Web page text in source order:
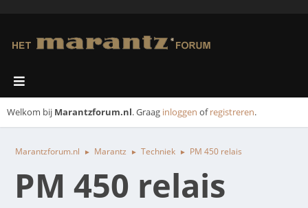
Welkom bij Marantzforum.nl. Graag inloggen ofregistreren.
Marantzforum.nl ► Marantz ► Techniek ► PM 450 relais
PM 450 relais